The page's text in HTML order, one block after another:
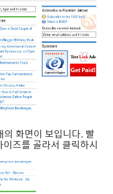
화면이 보입니다. 빨
즈를 골라서 클릭하시